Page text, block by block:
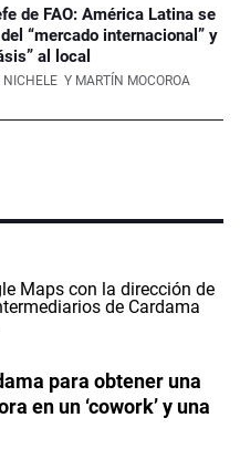
de FAO: América Latina se
“mercado internacional” y
al local
NICHELE Y MARTÍN MOCOROA
para obtener una
en un ‘cowork’ y una